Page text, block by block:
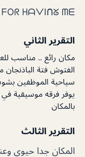
ᖴOᖇ ᕼᗩᐯIᑎᘜ ᗰᗴ
التقرير الثاني
مكان رائع .. مناسب
الفتوش فتة الباذنجان
سياحية الموظفين
يوفر فرقه موسيقية
بالمكان
التقرير الثالث
المكان جدا حيوي